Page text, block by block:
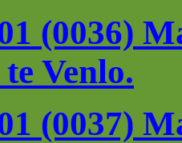
(0036)
Venlo.
(0037)